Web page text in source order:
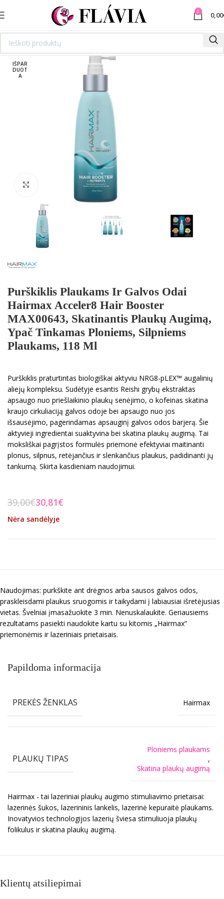
0 0,00
IŠPAR
DUOT
A
Spustelėkite norėdami padidinti
Purškiklis Plaukams Ir Galvos Odai
Hairmax Acceler8 Hair Booster
MAX00643, Skatinantis Plaukų Augimą,
Ypač Tinkamas Ploniems, Silpniems
Plaukams, 118 Ml
Purškiklis praturtintas biologiškai aktyviu NRG8-pLEX™ augalinių
aliejų kompleksu. Sudėtyje esantis Reishi grybų ekstraktas
apsaugo nuo priešlaikinio plaukų senėjimo, o kofeinas skatina
kraujo cirkuliaciją galvos odoje bei apsaugo nuo jos
išsausėjimo, pagerindamas apsauginį galvos odos barjerą. Šie
aktyvieji ingredientai suaktyvina bei skatina plaukų augimą. Tai
moksliškai pagrįstos formulės priemonė efektyviai maitinanti
plonus, silpnus, retėjančius ir slenkančius plaukus, padidinanti jų
tankumą. Skirta kasdieniam naudojimui.
39,00€30,81€
Nėra sandėlyje
Naudojimas: purkškite ant drėgnos arba sausos galvos odos,
praskleisdami plaukus sruogomis ir taikydami į labiausiai išretėjusias
vietas. Švelniai įmasažuokite 3 min. Nenuskalaukite. Geriausiems
rezultatams pasiekti naudokite kartu su kitomis „Hairmax“
priemonėmis ir lazeriniais prietaisais.
Papildoma informacija
PREKĖS ŽENKLAS Hairmax
PLAUKŲ TIPAS
Ploniems plaukams
,
Skatina plaukų augimą
Hairmax - tai lazeriniai plaukų augimo stimuliavimo prietaisai:
lazerinės šukos, lazerininis lankelis, lazerinė kepuraitė plaukams.
Inovatyvios technologijos lazerių šviesa stimuliuoja plaukų
folikulus ir skatina plaukų augimą.
Klientų atsiliepimai